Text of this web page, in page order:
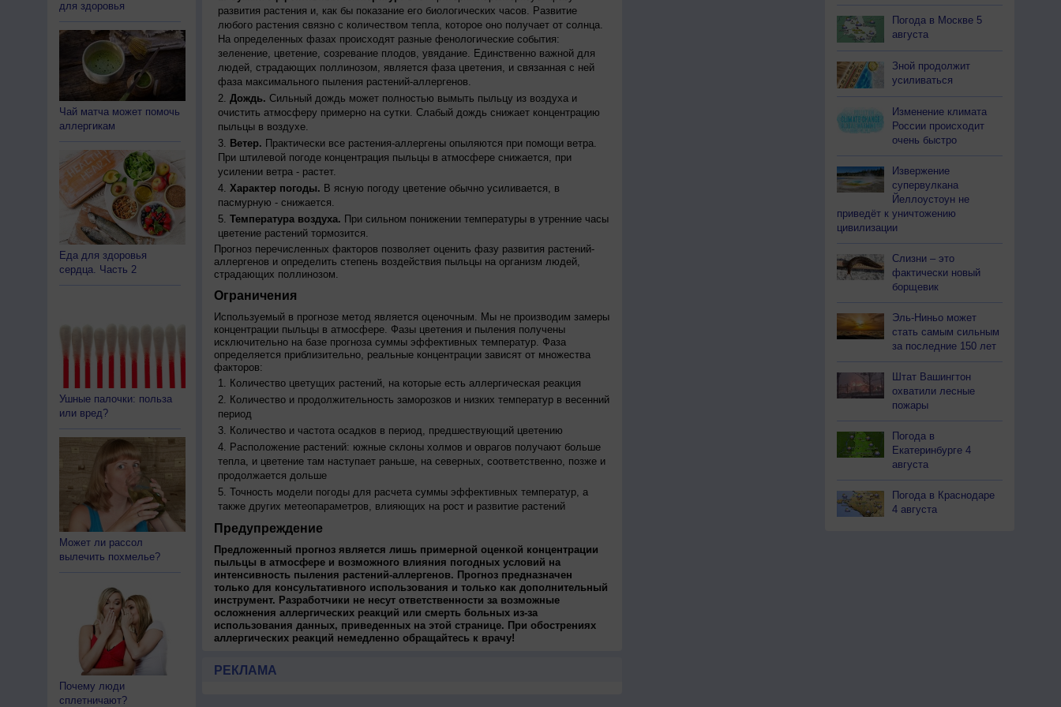
для здоровья
Чай матча может помочь
аллергикам
Еда для здоровья
сердца. Часть 2
Ушные палочки: польза
или вред?
Может ли рассол
вылечить похмелье?
Почему люди
сплетничают?
развития растения и, как бы показание его биологических часов. Развитие
любого растения связно с количеством тепла, которое оно получает от солнца.
На определенных фазах происходят разные фенологические события:
зеленение, цветение, созревание плодов, увядание. Единственно важной для
людей, страдающих поллинозом, является фаза цветения, и связанная с ней
фаза максимального пыления растений-аллергенов.
Дождь. Сильный дождь может полностью вымыть пыльцу из воздуха и
очистить атмосферу примерно на сутки. Слабый дождь снижает концентрацию
пыльцы в воздухе.
Ветер. Практически все растения-аллергены опыляются при помощи ветра.
При штилевой погоде концентрация пыльцы в атмосфере снижается, при
усилении ветра - растет.
Характер погоды. В ясную погоду цветение обычно усиливается, в
пасмурную - снижается.
Температура воздуха. При сильном понижении температуры в утренние часы
цветение растений тормозится.
Прогноз перечисленных факторов позволяет оценить фазу развития растений-
аллергенов и определить степень воздействия пыльцы на организм людей,
страдающих поллинозом.
Ограничения
Используемый в прогнозе метод является оценочным. Мы не производим замеры
концентрации пыльцы в атмосфере. Фазы цветения и пыления получены
исключительно на базе прогноза суммы эффективных температур. Фаза
определяется приблизительно, реальные концентрации зависят от множества
факторов:
Количество цветущих растений, на которые есть аллергическая реакция
Количество и продолжительность заморозков и низких температур в весенний
период
Количество и частота осадков в период, предшествующий цветению
Расположение растений: южные склоны холмов и оврагов получают больше
тепла, и цветение там наступает раньше, на северных, соответственно, позже и
продолжается дольше
Точность модели погоды для расчета суммы эффективных температур, а
также других метеопараметров, влияющих на рост и развитие растений
Предупреждение
Предложенный прогноз является лишь примерной оценкой концентрации
пыльцы в атмосфере и возможного влияния погодных условий на
интенсивность пыления растений-аллергенов. Прогноз предназначен
только для консультативного использования и только как дополнительный
инструмент. Разработчики не несут ответственности за возможные
осложнения аллергических реакций или смерть больных из-за
использования данных, приведенных на этой странице. При обострениях
аллергических реакций немедленно обращайтесь к врачу!
РЕКЛАМА
Погода в Москве 5
августа
Зной продолжит
усиливаться
Изменение климата
России происходит
очень быстро
Извержение
супервулкана
Йеллоустоун не
приведёт к уничтожению
цивилизации
Слизни – это
фактически новый
борщевик
Эль-Ниньо может
стать самым сильным
за последние 150 лет
Штат Вашингтон
охватили лесные
пожары
Погода в
Екатеринбурге 4
августа
Погода в Краснодаре
4 августа